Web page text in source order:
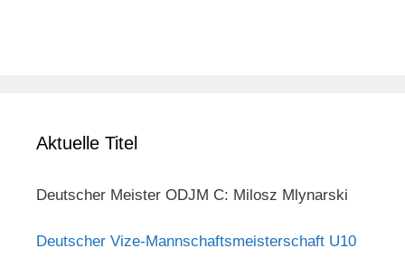
Aktuelle Titel
Deutscher Meister ODJM C: Milosz Mlynarski
Deutscher Vize-Mannschaftsmeisterschaft U10